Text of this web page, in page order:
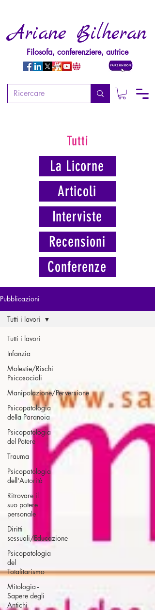
Ariane Bilheran
Filosofa, conferenziere, autrice
Tutti
La Licorne
Articoli
Interviste
Recensioni
Conferenze
Pubblicazioni
Tutti i lavori
Infanzia
Molestie/Rischi
Psicosociali
Manipolazione/Perversione
Psicopatologia
della Paranoia
Psicopatologia
del Potere
Trauma
Psicopatologia
dell'Autorità
Ritrovare il
suo potere
personale
Diritti
sessuali/Educazione
Psicopatologia
del
Totalitarismo
Mitologia -
Sapere degli
Antichi
Tutti i lavori